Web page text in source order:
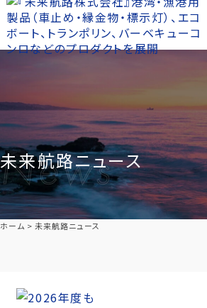
未来航路ニュース
ホーム 未来航路ニュース